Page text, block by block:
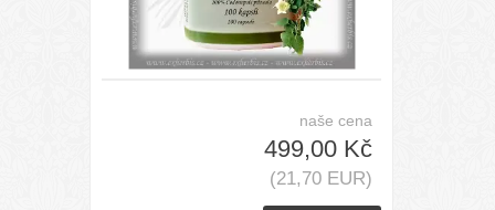
naše cena
499,00 Kč
(21,70 EUR)